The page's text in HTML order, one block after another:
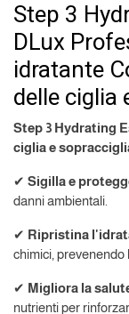
Step 3
DLux
idratante
delle ciglia
Step 3 Hydrating
ciglia e
✔ Sigilla e
danni ambientali.
✔ Ripristina
chimici, prevenendo
✔ Migliora la
nutrienti per